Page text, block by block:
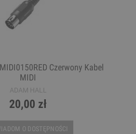
Czerwony Kabel
MIDI
ADAM HALL
20,00 zł
O DOSTĘPNOŚCI